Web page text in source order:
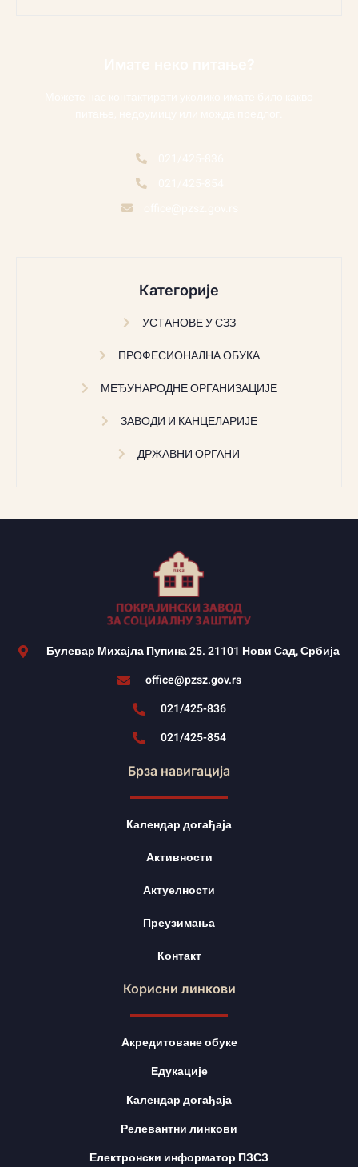
Категорије
УСТАНОВЕ У СЗЗ
ПРОФЕСИОНАЛНА ОБУКА
МЕЂУНАРОДНЕ ОРГАНИЗАЦИЈЕ
ЗАВОДИ И КАНЦЕЛАРИЈЕ
ДРЖАВНИ ОРГАНИ
Булевар Михајла Пупина 25. 21101 Нови Сад, Србија
office@pzsz.gov.rs
021/425-836
021/425-854
Брза навигација
Календар догађаја
Активности
Актуелности
Преузимања
Контакт
Корисни линкови
Акредитоване обуке
Едукације
Календар догађаја
Релевантни линкови
Електронски информатор ПЗСЗ